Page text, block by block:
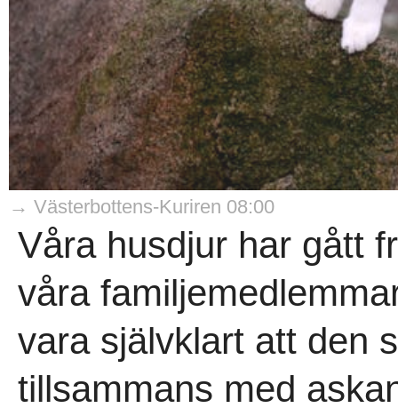
→ Västerbottens-Kuriren 08:00
Våra husdjur har gått
våra
vara självklart att den
tillsammans med